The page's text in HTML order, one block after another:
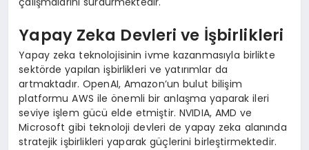
Yapay Zeka Devleri ve İşbirlikleri
Yapay zeka teknolojisinin ivme kazanmasıyla birlikte
sektörde yapılan işbirlikleri ve yatırımlar da
artmaktadır. OpenAI, Amazon’un bulut bilişim
platformu AWS ile önemli bir anlaşma yaparak ileri
seviye işlem gücü elde etmiştir. NVIDIA, AMD ve
Microsoft gibi teknoloji devleri de yapay zeka alanında
stratejik işbirlikleri yaparak güçlerini birleştirmektedir.